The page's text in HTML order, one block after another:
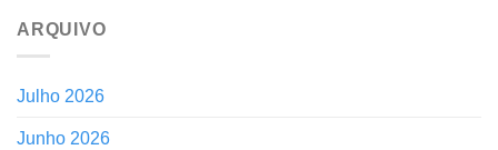
ARQUIVO
Julho 2026
Junho 2026